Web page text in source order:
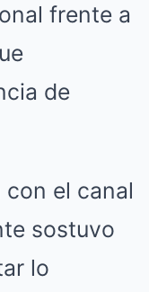
frente a
de
el canal
sostuvo
lo